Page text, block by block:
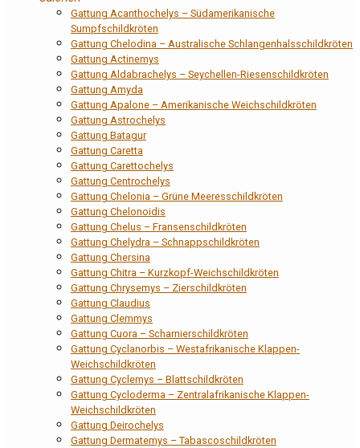
Gattung Acanthochelys – Südamerikanische
Sumpfschildkröten
Gattung Chelodina – Australische Schlangenhalsschildkröten
Gattung Actinemys
Gattung Aldabrachelys – Seychellen-Riesenschildkröten
Gattung Amyda
Gattung Apalone – Amerikanische Weichschildkröten
Gattung Astrochelys
Gattung Batagur
Gattung Caretta
Gattung Carettochelys
Gattung Centrochelys
Gattung Chelonia – Grüne Meeresschildkröten
Gattung Chelonoidis
Gattung Chelus – Fransenschildkröten
Gattung Chelydra – Schnappschildkröten
Gattung Chersina
Gattung Chitra – Kurzkopf-Weichschildkröten
Gattung Chrysemys – Zierschildkröten
Gattung Claudius
Gattung Clemmys
Gattung Cuora – Scharnierschildkröten
Gattung Cyclanorbis – Westafrikanische Klappen-
Weichschildkröten
Gattung Cyclemys – Blattschildkröten
Gattung Cycloderma – Zentralafrikanische Klappen-
Weichschildkröten
Gattung Deirochelys
Gattung Dermatemys – Tabascoschildkröten